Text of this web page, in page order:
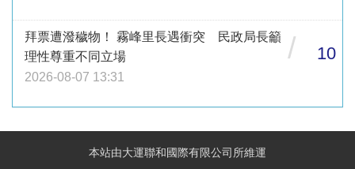
拜票遭潑穢物！ 霧峰里長遇衝突 民政局長籲
理性尊重不同立場
2026-08-07 13:31
/ 10
本站由大運聯和國際有限公司所維運